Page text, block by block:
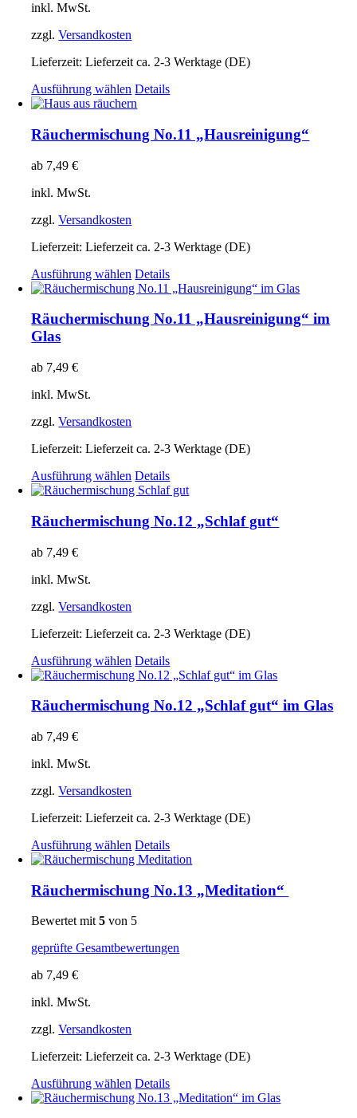
gewählt
inkl. MwSt.
zzgl.Versandkosten
Lieferzeit:Lieferzeit ca. 2-3 Werktage (DE)
Ausführung wählen Dieses
Produkt
mehrere
Varianten
Produktseite
werden
Details
Räuchermischung No.11 „Hausreinigung“
ab 7,49€
inkl. MwSt.
zzgl.Versandkosten
Lieferzeit:Lieferzeit ca. 2-3 Werktage (DE)
Ausführung wählen Dieses
Produkt
mehrere
Varianten
gewählt
Details
Räuchermischung No.11 „Hausreinigung“ im
Glas
ab 7,49€
inkl. MwSt.
zzgl.Versandkosten
Lieferzeit:Lieferzeit ca. 2-3 Werktage (DE)
Ausführung wählen Dieses
Produkt
mehrere
Varianten
Produktseite
werden
Details
Räuchermischung No.12 „Schlaf gut“
ab 7,49€
inkl. MwSt.
zzgl.Versandkosten
Lieferzeit:Lieferzeit ca. 2-3 Werktage (DE)
Ausführung wählen Dieses
Produkt
mehrere
Varianten
Produktseite
werden
Details
Räuchermischung No.12 „Schlaf gut“ im Glas
ab 7,49€
inkl. MwSt.
zzgl.Versandkosten
Lieferzeit:Lieferzeit ca. 2-3 Werktage (DE)
Ausführung wählen Dieses
Produkt
mehrere
Varianten
auf.
Optionen
können
Details
Räuchermischung No.13 „Meditation“
Bewertet mit5 von 5
geprüfte Gesamtbewertungen
ab 7,49€
inkl. MwSt.
zzgl.Versandkosten
Lieferzeit:Lieferzeit ca. 2-3 Werktage (DE)
Ausführung wählen Dieses
Produkt
Details